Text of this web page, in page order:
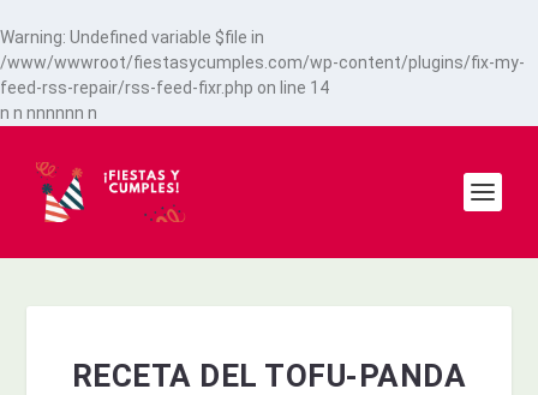
Warning: Undefined variable $file in
/www/wwwroot/fiestasycumples.com/wp-content/plugins/fix-my-
feed-rss-repair/rss-feed-fixr.php on line 14
n n nnnnnn n
RECETA DEL TOFU-PANDA